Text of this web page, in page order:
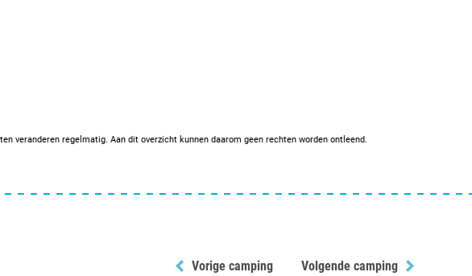
veranderen regelmatig. Aan dit overzicht kunnen daarom geen rechten worden ontleend.
Vorige camping Volgende camping